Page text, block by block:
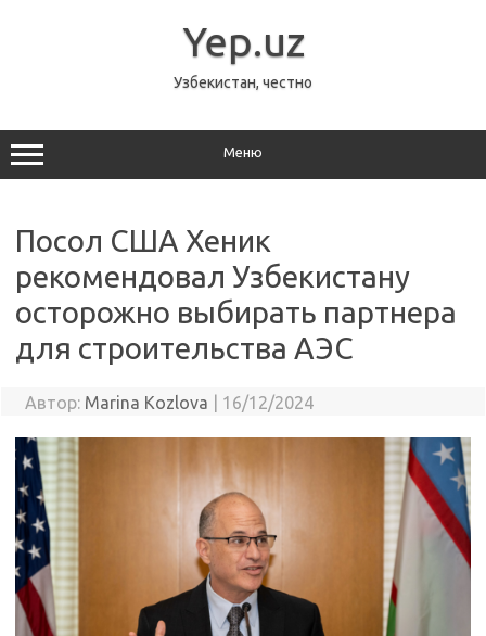
Yep.uz
Узбекистан, честно
Меню
Посол США Хеник
рекомендовал Узбекистану
осторожно выбирать партнера
для строительства АЭС
Автор: Marina Kozlova 16/12/2024